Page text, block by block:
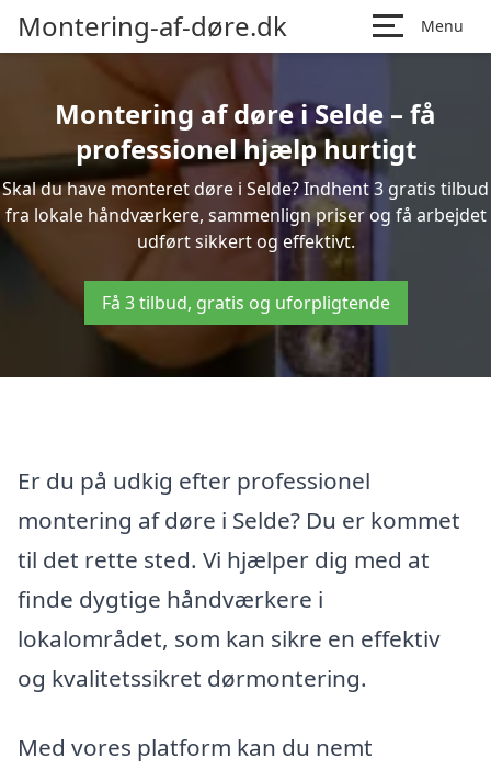
Montering-af-døre.dk Menu
Montering af døre i Selde – få
professionel hjælp hurtigt
Skal du have monteret døre i Selde? Indhent 3 gratis tilbud
fra lokale håndværkere, sammenlign priser og få arbejdet
udført sikkert og effektivt.
Få 3 tilbud, gratis og uforpligtende
Er du på udkig efter professionel
montering af døre i Selde? Du er kommet
til det rette sted. Vi hjælper dig med at
finde dygtige håndværkere i
lokalområdet, som kan sikre en effektiv
og kvalitetssikret dørmontering.
Med vores platform kan du nemt